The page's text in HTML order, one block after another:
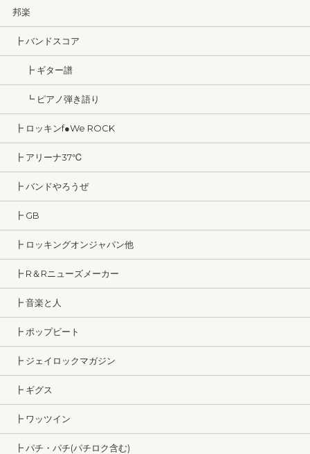
邦楽
┣ バンドスコア
┣ ギター譜
┗ ピアノ弾き語り
┣ ロッキンf●We ROCK
┣ アリーナ37℃
┣ バンドやろうぜ
┣ GB
┣ ロッキングオンジャパン他
┣ R＆Rニューズメーカー
┣ 音楽と人
┣ ポップビート
┣ ジェイロックマガジン
┣ ギグス
┣ ワッツイン
┣ パチ・パチ(パチロク含む)